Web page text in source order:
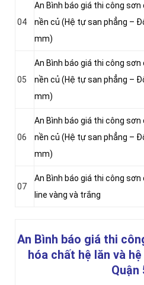
04
An Bình báo giá thi công sơn
nền củ (Hệ tự san phẳng –
mm)
05
An Bình báo giá thi công sơn
nền củ (Hệ tự san phẳng –
mm)
06
An Bình báo giá thi công sơn
nền củ (Hệ tự san phẳng –
mm)
07
An Bình báo giá thi công sơn
line vàng và trắng
An Bình báo giá thi
hóa chất hệ lăn và
Quận